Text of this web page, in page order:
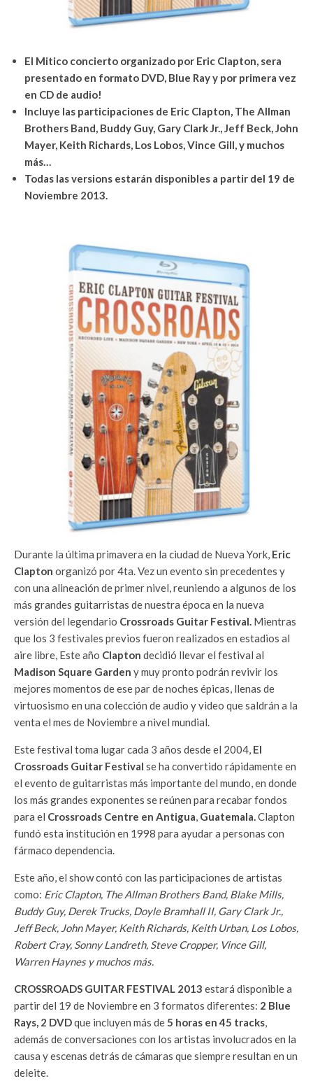
El Mitico concierto organizado por Eric Clapton, sera
presentado en formato DVD, Blue Ray y por primera vez
en CD de audio!
Incluye las participaciones de Eric Clapton, The Allman
Brothers Band, Buddy Guy, Gary Clark Jr., Jeff Beck, John
Mayer, Keith Richards, Los Lobos, Vince Gill, y muchos
más…
Todas las versions estarán disponibles a partir del 19 de
Noviembre 2013.
Durante la última primavera en la ciudad de Nueva York, Eric
Clapton organizó por 4ta. Vez un evento sin precedentes y
con una alineación de primer nivel, reuniendo a algunos de los
más grandes guitarristas de nuestra época en la nueva
versión del legendario Crossroads Guitar Festival. Mientras
que los 3 festivales previos fueron realizados en estadios al
aire libre, Este año Clapton decidió llevar el festival al
Madison Square Garden y muy pronto podrán revivir los
mejores momentos de ese par de noches épicas, llenas de
virtuosismo en una colección de audio y video que saldrán a la
venta el mes de Noviembre a nivel mundial.
Este festival toma lugar cada 3 años desde el 2004, El
Crossroads Guitar Festival se ha convertido rápidamente en
el evento de guitarristas más importante del mundo, en donde
los más grandes exponentes se reúnen para recabar fondos
para el Crossroads Centre en Antigua, Guatemala.Clapton
fundó esta institución en 1998 para ayudar a personas con
fármaco dependencia.
Este año, el show contó con las participaciones de artistas
como: Eric Clapton, The AllmanBrothers Band, Blake Mills,
Buddy Guy, Derek Trucks, Doyle Bramhall II, Gary Clark Jr.,
Jeff Beck, John Mayer, Keith Richards, Keith Urban, Los Lobos,
Robert Cray, Sonny Landreth, Steve Cropper, Vince Gill,
Warren Haynes y muchos más.
CROSSROADS GUITAR FESTIVAL 2013 estará disponible a
partir del 19 de Noviembre en 3 formatos diferentes: 2 Blue
Rays, 2 DVDque incluyen más de5 horas en 45 tracks,
además de conversaciones con los artistas involucrados en la
causa y escenas detrás de cámaras que siempre resultan en un
deleite.